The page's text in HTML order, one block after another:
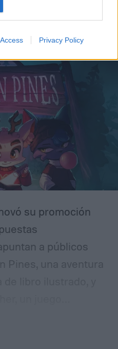
Privacy Policy
Store
agosto
su promoción
a públicos
Pines, una aventura
solo puede
de otra persona.